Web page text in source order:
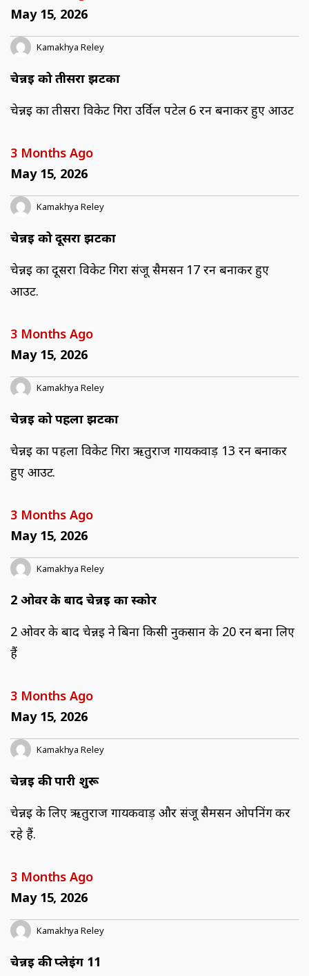
May 15, 2026
Kamakhya Reley
चेन्नई को तीसरा झटका
चेन्नई का तीसरा विकेट गिरा उर्विल पटेल 6 रन बनाकर हुए आउट
3 Months Ago
May 15, 2026
Kamakhya Reley
चेन्नई को दूसरा झटका
चेन्नई का दूसरा विकेट गिरा संजू सैमसन 17 रन बनाकर हुए
आउट.
3 Months Ago
May 15, 2026
Kamakhya Reley
चेन्नई को पहला झटका
चेन्नई का पहला विकेट गिरा ऋतुराज गायकवाड़ 13 रन बनाकर
हुए आउट.
3 Months Ago
May 15, 2026
Kamakhya Reley
2 ओवर के बाद चेन्नई का स्कोर
2 ओवर के बाद चेन्नई ने बिना किसी नुकसान के 20 रन बना लिए
हैं
3 Months Ago
May 15, 2026
Kamakhya Reley
चेन्नई की पारी शुरू
चेन्नई के लिए ऋतुराज गायकवाड़ और संजू सैमसन ओपनिंग कर
रहे हैं.
3 Months Ago
May 15, 2026
Kamakhya Reley
चेन्नई की प्लेइंग 11